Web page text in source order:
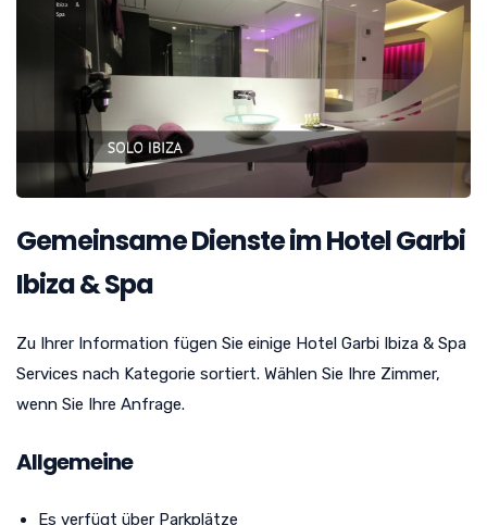
Gemeinsame Dienste im Hotel Garbi
Ibiza & Spa
Zu Ihrer Information fügen Sie einige Hotel Garbi Ibiza & Spa
Services nach Kategorie sortiert. Wählen Sie Ihre Zimmer,
wenn Sie Ihre Anfrage.
Allgemeine
Es verfügt über Parkplätze